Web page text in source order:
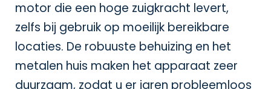
motor die een hoge zuigkracht levert,
zelfs bij gebruik op moeilijk bereikbare
locaties. De robuuste behuizing en het
metalen huis maken het apparaat zeer
duurzaam, zodat u er jaren probleemloos